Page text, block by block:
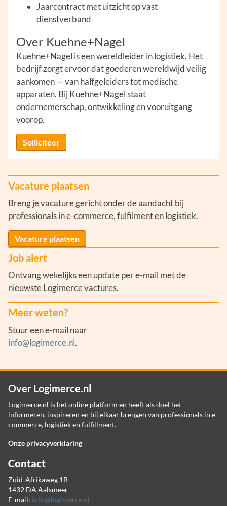
Jaarcontract met uitzicht op vast
dienstverband
Over Kuehne+Nagel
Kuehne+Nagel is een wereldleider in logistiek. Het
bedrijf zorgt ervoor dat goederen wereldwijd veilig
aankomen — van halfgeleiders tot medische
apparaten. Bij Kuehne+Nagel staat
ondernemerschap, ontwikkeling en vooruitgang
voorop.
Solliciteer
Vacature plaatsen
Breng je vacature gericht onder de aandacht bij
professionals in e-commerce, fulfilment en logistiek.
Vacature plaatsen
Job alert
Ontvang wekelijks een update per e-mail met de
nieuwste Logimerce vactures.
Meer weten?
Stuur een e-mail naar
info@logimerce.nl.
Over Logimerce.nl
Logimerce.nl is het online platform en heeft als doel het
informeren, inspireren en bij elkaar brengen van professionals in e-
commerce, logistiek en fulfillment.
Onze privacyverklaring
Contact
Zuid-Afrikaweg 1B
1432 DA Aalsmeer
E-mail: info@logimerce.nl